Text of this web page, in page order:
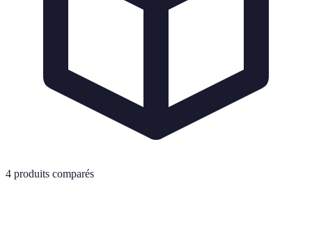
4 produits comparés